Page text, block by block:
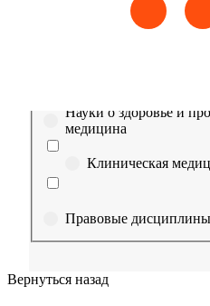
Сестринское дело
Выберите направление
Науки о здоровье и
медицина
Клиническая
Правовые
Вернуться назад